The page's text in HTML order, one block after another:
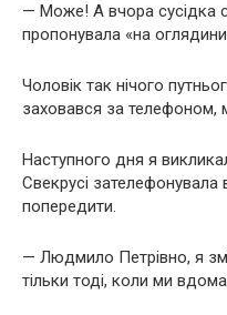
— Може! А вчора сусідка
пропонувала «на
Чоловік так нічого
заховався за телефоном,
Наступного дня я
Свекрусі зателефонувала
попередити.
— Людмило Петрівно, я
тільки тоді, коли ми